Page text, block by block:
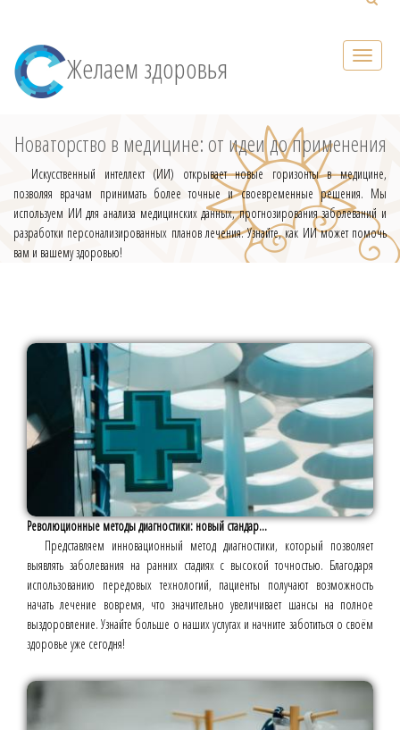
Желаем здоровья
Новаторство в медицине: от идеи до применения
Искусственный интеллект (ИИ) открывает новые горизонты в медицине,
позволяя врачам принимать более точные и своевременные решения. Мы
используем ИИ для анализа медицинских данных, прогнозирования заболеваний и
разработки персонализированных планов лечения. Узнайте, как ИИ может помочь
вам и вашему здоровью!
Революционные методы диагностики: новый стандар...
Представляем инновационный метод диагностики, который позволяет
выявлять заболевания на ранних стадиях с высокой точностью. Благодаря
использованию передовых технологий, пациенты получают возможность
начать лечение вовремя, что значительно увеличивает шансы на полное
выздоровление. Узнайте больше о наших услугах и начните заботиться о своём
здоровье уже сегодня!